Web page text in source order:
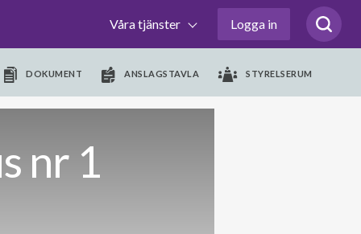
Våra tjänster Logga in
DOKUMENT ANSLAGSTAVLA STYRELSERUM
nr 1